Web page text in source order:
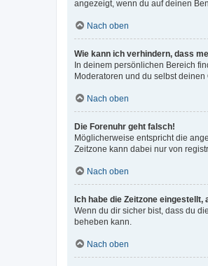
angezeigt, wenn du auf deinen
Nach oben
Wie kann ich verhindern, dass
In deinem persönlichen Bereich
Moderatoren und du selbst
Nach oben
Die Forenuhr geht falsch!
Möglicherweise entspricht die
Zeitzone kann dabei nur von
Nach oben
Ich habe die Zeitzone
Wenn du dir sicher bist, dass du
beheben kann.
Nach oben